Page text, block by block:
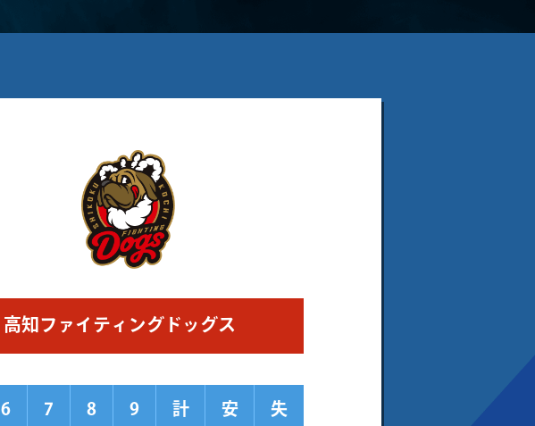
高知ファイティングドッグス
6 7 8 9 計 安 失